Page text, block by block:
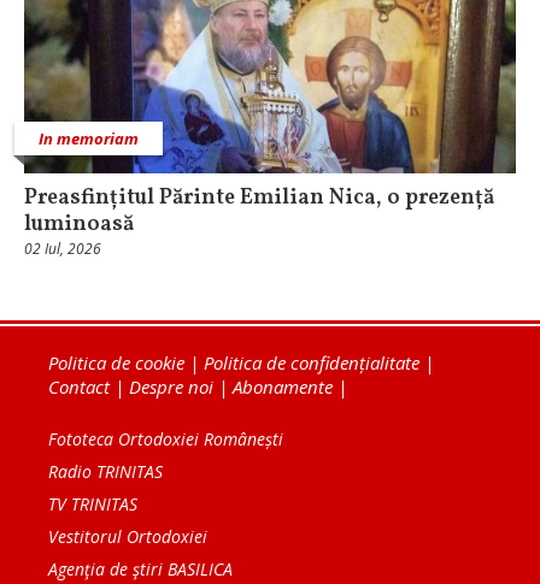
In memoriam
Preasfințitul Părinte Emilian Nica, o prezență
luminoasă
02 Iul, 2026
Politica de cookie | Politica de confidențialitate |
Contact| Despre noi | Abonamente |
Fototeca Ortodoxiei Românești
Radio TRINITAS
TV TRINITAS
Vestitorul Ortodoxiei
Agenţia de ştiri BASILICA